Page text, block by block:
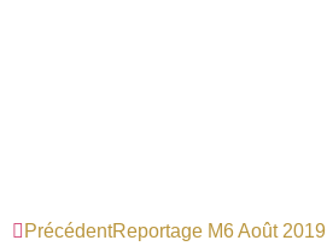
PrécédentReportage M6 Août 2019